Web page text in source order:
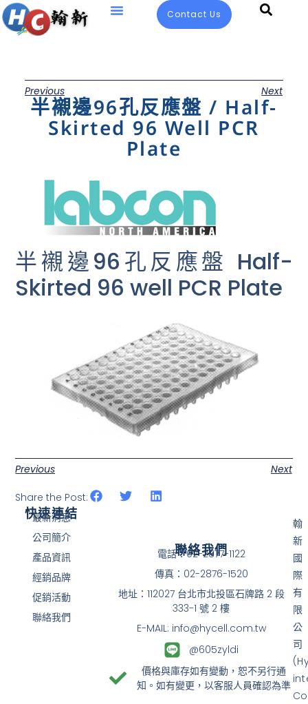
Contact Us
Previous Next
半襯邊96孔反應盤 / Half-
Skirted 96 Well PCR
Plate
半襯邊96孔反應盤 Half-
Skirted 96 well PCR Plate
Previous Next
Share the Post:
翰
新
國
際
有
限
公
司
快速連結
最新消息
公司簡介
產品資訊
經銷品牌
促銷活動
聯絡我們
聯絡我們
電話：02-2877-1122
傳真：02-2876-1520
地址：112027 台北市北投區石牌路 2 段
333-1 號 2 樓
E-MAIL: info@hycell.com.tw
@605zyldi
價格與庫存如有變動，恕不另行通
知。如有變更，以客服人員確認為準